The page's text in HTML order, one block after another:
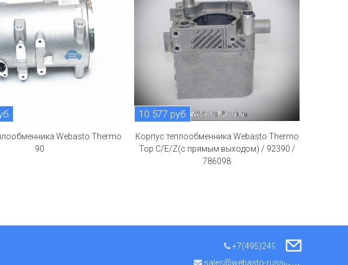
Webasto Thermo
90
10 577 руб
Корпус теплообменника Webasto Thermo
Top C/E/Z(с прямым выходом) / 92390 /
786098
+7(495)249-11-50
sales@webasto-russia.ru